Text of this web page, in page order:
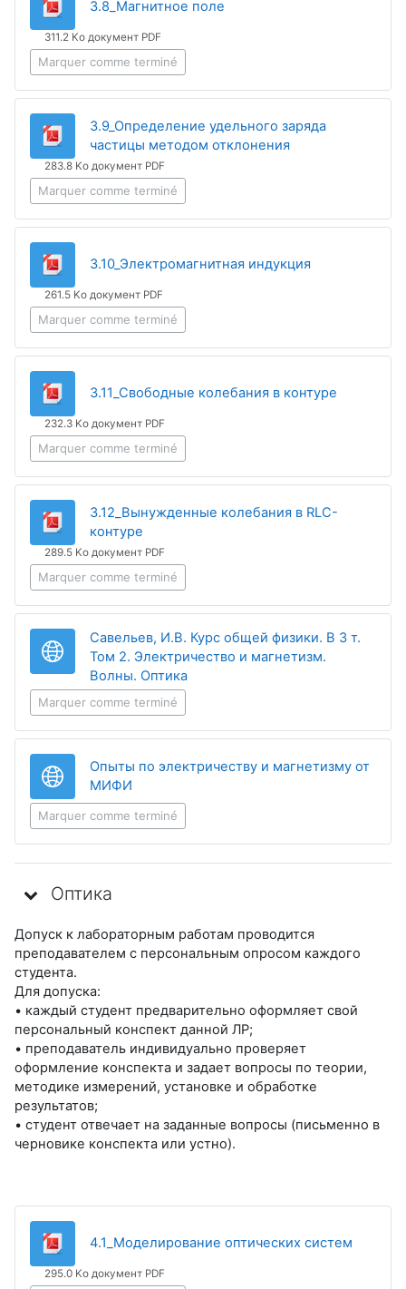
3.8_Магнитное поле
311.2 Ko документ PDF
Marquer comme terminé
3.9_Определение удельного заряда
частицы методом отклонения
283.8 Ko документ PDF
Marquer comme terminé
3.10_Электромагнитная индукция
261.5 Ko документ PDF
Marquer comme terminé
3.11_Свободные колебания в контуре
232.3 Ko документ PDF
Marquer comme terminé
3.12_Вынужденные колебания в RLC-
контуре
289.5 Ko документ PDF
Marquer comme terminé
Савельев, И.В. Курс общей физики. В 3 т.
Том 2. Электричество и магнетизм.
Волны. ОптикаURL
Marquer comme terminé
Опыты по электричеству и магнетизму от
МИФИ
Marquer comme terminé
Оптика
Допуск к лабораторным работам проводится
преподавателем с персональным опросом каждого
студента.
Для допуска:
• каждый студент предварительно оформляет свой
персональный конспект данной ЛР;
• преподаватель индивидуально проверяет
оформление конспекта и задает вопросы по теории,
методике измерений, установке и обработке
результатов;
• студент отвечает на заданные вопросы (письменно в
черновике конспекта или устно).
4.1_Моделирование оптических систем
295.0 Ko документ PDF